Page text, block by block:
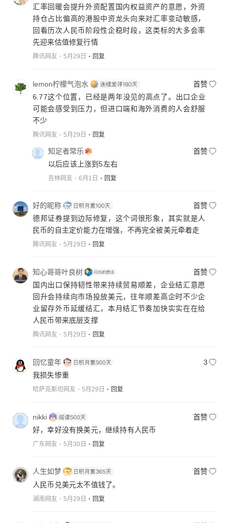
汇率回暖会提升外资配置国内权益资产的意愿，外资
持仓占比偏高的港股中资龙头向来对汇率变动敏感，
回看历次人民币阶段性企稳时段，这类标的大多会率
先迎来估值修复行情
腾讯网友 5月29日 回复
lemon柠檬气泡水
首赞
6.77这个位置，已经是两年没见的高点了。出口企业
可能会感受到压力，但进口端和海外消费的人会舒服
不少
腾讯网友 5月29日 回复
知足者常乐
首赞
以后应该上涨到5左右
吉林网友 6月1日 回复
好的昵称
首赞
德邦证券提到边际修复，这个词很形象，其实就是人
民币的自主定价能力在增强，不再完全被美元牵着走
腾讯网友 5月29日 回复
知心哥哥叶良树
首赞
国内出口保持韧性带来持续贸易顺差，企业结汇意愿
回升会持续向市场投放美元，往年顺差高企时不少企
业留存外币延缓结汇，本月结汇节奏加快实实在在给
人民币带来底层支撑
腾讯网友 5月29日 回复
回忆童年
3
我损失惨重
哈萨克斯坦网友 5月29日 回复
nikki
首赞
好，幸好没有换美元，继续持有人民币
广东网友 5月30日 回复
人生如梦
首赞
人民币兑美元太不值钱了。
湖南网友 5月29日 回复